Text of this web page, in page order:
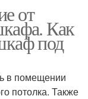
от
Как
под
в помещении
потолка. Также